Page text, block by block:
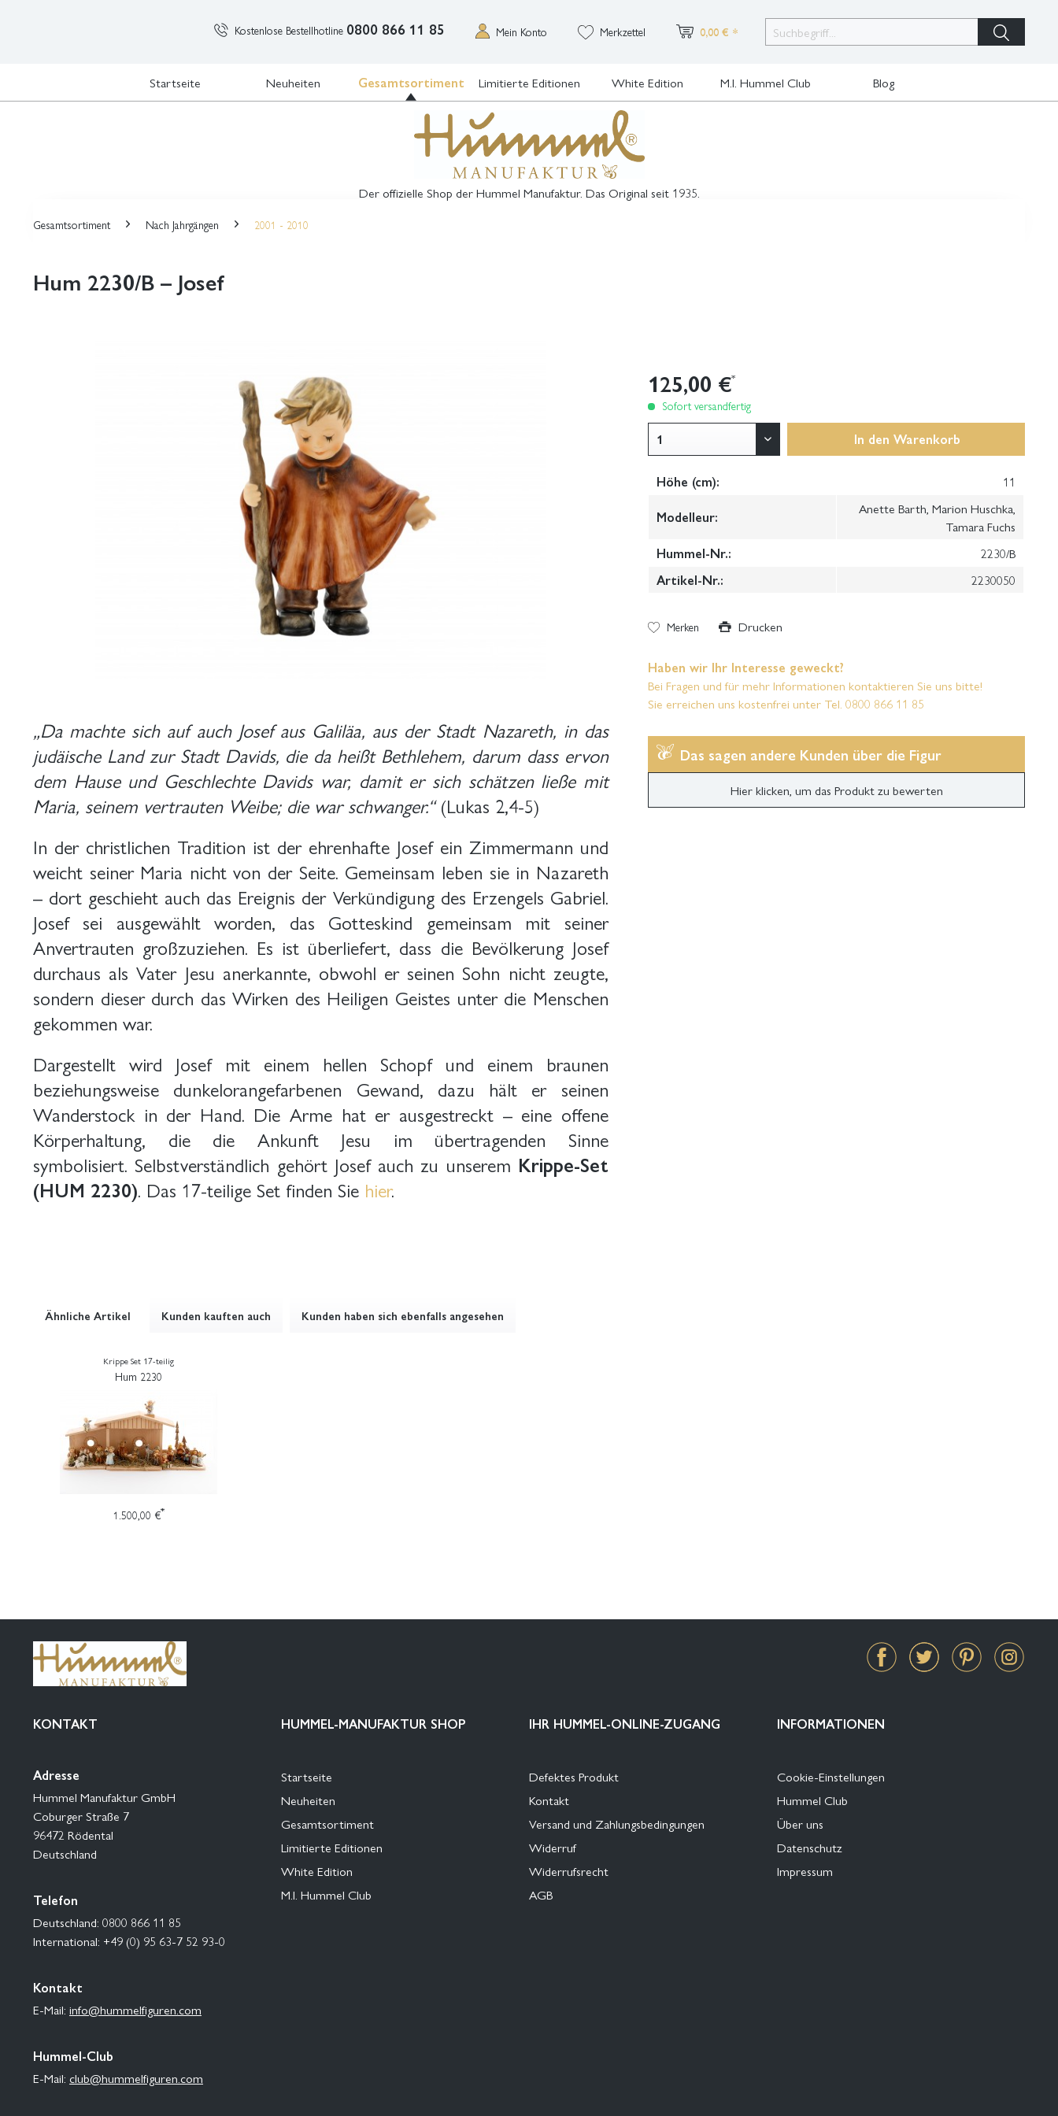
Kostenlose Bestellhotline 0800 866 11 85 Mein Konto Merkzettel 0,00 € *
Startseite Neuheiten Gesamtsortiment Limitierte Editionen White Edition M.I. Hummel Club Blog
Der offizielle Shop der Hummel Manufaktur. Das Original seit 1935.
Gesamtsortiment Nach Jahrgängen 2001 - 2010
Hum 2230/B – Josef
„Da machte sich auf auch Josef aus Galiläa, aus der Stadt Nazareth, in das
judäische Land zur Stadt Davids, die da heißt Bethlehem, darum dass ervon
dem Hause und Geschlechte Davids war, damit er sich schätzen ließe mit
Maria, seinem vertrauten Weibe; die war schwanger.“(Lukas 2,4-5)
In der christlichen Tradition ist der ehrenhafte Josef ein Zimmermann und
weicht seiner Maria nicht von der Seite. Gemeinsam leben sie in Nazareth
– dort geschieht auch das Ereignis der Verkündigung des Erzengels Gabriel.
Josef sei ausgewählt worden, das Gotteskind gemeinsam mit seiner
Anvertrauten großzuziehen. Es ist überliefert, dass die Bevölkerung Josef
durchaus als Vater Jesu anerkannte, obwohl er seinen Sohn nicht zeugte,
sondern dieser durch das Wirken des Heiligen Geistes unter die Menschen
gekommen war.
Dargestellt wird Josef mit einem hellen Schopf und einem braunen
beziehungsweise dunkelorangefarbenen Gewand, dazu hält er seinen
Wanderstock in der Hand. Die Arme hat er ausgestreckt – eine offene
Körperhaltung, die die Ankunft Jesu im übertragenden Sinne
symbolisiert. Selbstverständlich gehört Josef auch zu unserem Krippe-Set
(HUM 2230). Das 17-teilige Set finden Sie hier.
125,00 €*
Sofort versandfertig
In den Warenkorb
Höhe (cm):
11
Modelleur:
Anette Barth, Marion Huschka,
Tamara Fuchs
Hummel-Nr.:
2230/B
Artikel-Nr.:
2230050
Merken Drucken
Haben wir Ihr Interesse geweckt?
Bei Fragen und für mehr Informationen kontaktieren Sie uns bitte!
Sie erreichen uns kostenfrei unter Tel. 0800 866 11 85
Das sagen andere Kunden über die Figur
Hier klicken, um das Produkt zu bewerten
Ähnliche Artikel Kunden kauften auch Kunden haben sich ebenfalls angesehen
Krippe Set 17-teilig
Hum 2230
1.500,00 €*
KONTAKT
Adresse
Hummel Manufaktur GmbH
Coburger Straße 7
96472 Rödental
Deutschland
Telefon
Deutschland: 0800 866 11 85
International: +49 (0) 95 63-7 52 93-0
Kontakt
E-Mail: info@hummelfiguren.com
Hummel-Club
E-Mail: club@hummelfiguren.com
HUMMEL-MANUFAKTUR SHOP
Startseite
Neuheiten
Gesamtsortiment
Limitierte Editionen
White Edition
M.I. Hummel Club
IHR HUMMEL-ONLINE-ZUGANG
Defektes Produkt
Kontakt
Versand und Zahlungsbedingungen
Widerruf
Widerrufsrecht
AGB
INFORMATIONEN
Cookie-Einstellungen
Hummel Club
Über uns
Datenschutz
Impressum